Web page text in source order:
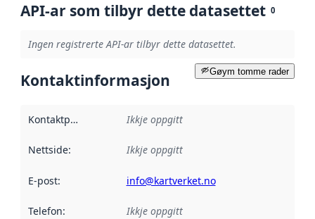
API-ar som tilbyr dette datasettet 0
Ingen registrerte API-ar tilbyr dette datasettet.
Gøym tomme rader
Kontaktinformasjon
Kontaktpunkt Ikkje oppgitt
Nettside: Ikkje oppgitt
E-post: info@kartverket.no
Telefon: Ikkje oppgitt